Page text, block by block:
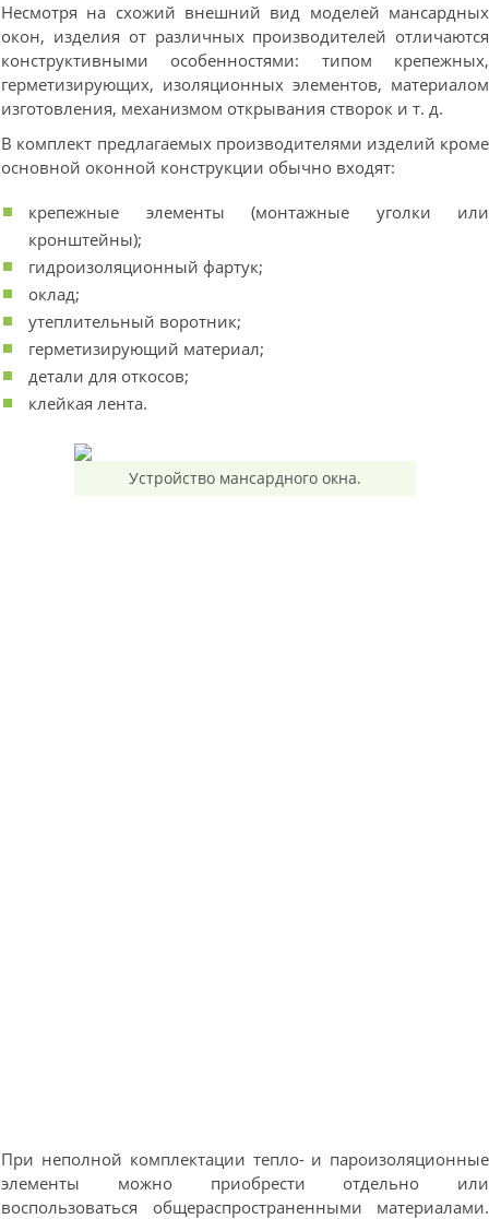
Несмотря на схожий внешний вид моделей мансардных
окон, изделия от различных производителей отличаются
конструктивными особенностями: типом крепежных,
герметизирующих, изоляционных элементов, материалом
изготовления, механизмом открывания створок и т. д.
В комплект предлагаемых производителями изделий кроме
основной оконной конструкции обычно входят:
крепежные элементы (монтажные уголки или
кронштейны);
гидроизоляционный фартук;
оклад;
утеплительный воротник;
герметизирующий материал;
детали для откосов;
клейкая лента.
Устройство мансардного окна.
При неполной комплектации тепло- и пароизоляционные
элементы можно приобрести отдельно или
воспользоваться общераспространенными материалами.